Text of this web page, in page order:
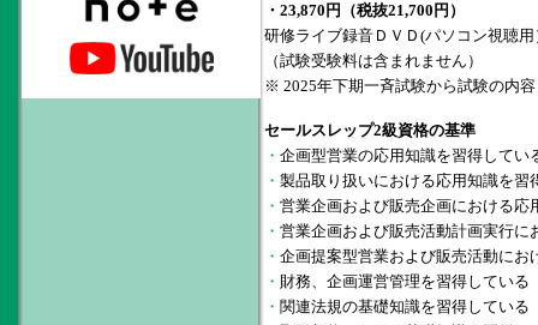
・23,870円（税抜21,700円）
研修ライブ録音ＤＶＤ(パソコン視聴
（試験受験料は含まれません）
※ 2025年下期一斉試験から試験の内
セールスレップ2級資格の基準
・ 企画型営業の応用知識を習得してい
・ 製品取り扱いにおける応用知識を習
・ 営業企画および販売企画における応
・ 営業企画および販売活動計画実行
・ 企画提案型営業および販売活動に
・ 財務、企画運営管理を習得している
・ 関連法規の基礎知識を習得している